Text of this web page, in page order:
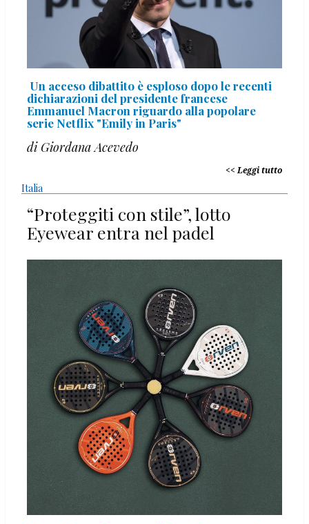
Un acceso dibattito è esploso dopo le recenti
dichiarazioni del presidente francese
Emmanuel Macron riguardo alla popolare
serie Netflix "Emily in Paris"
di Giordana Acevedo
Leggi tutto
Italia
“Proteggiti con stile”, lotto
Eyewear entra nel padel